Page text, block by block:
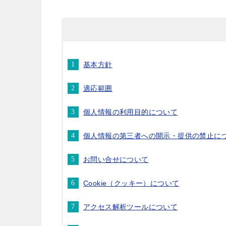
基本方針
適応範囲
個人情報の利用目的について
個人情報の第三者への開示・提供の禁止に
お問い合せについて
Cookie（クッキー）について
アクセス解析ツールについて